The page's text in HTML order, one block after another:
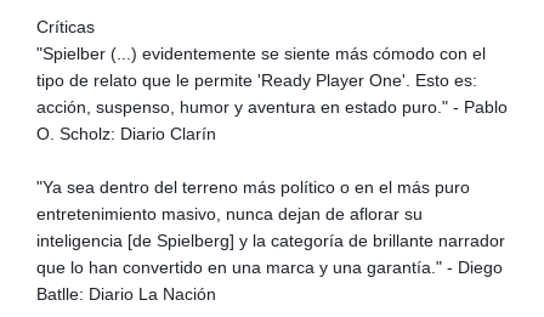
Críticas
"Spielber (...) evidentemente se siente más cómodo con el
tipo de relato que le permite 'Ready Player One'. Esto es:
acción, suspenso, humor y aventura en estado puro." - Pablo
O. Scholz: Diario Clarín
"Ya sea dentro del terreno más político o en el más puro
entretenimiento masivo, nunca dejan de aflorar su
inteligencia [de Spielberg] y la categoría de brillante narrador
que lo han convertido en una marca y una garantía." - Diego
Batlle: Diario La Nación